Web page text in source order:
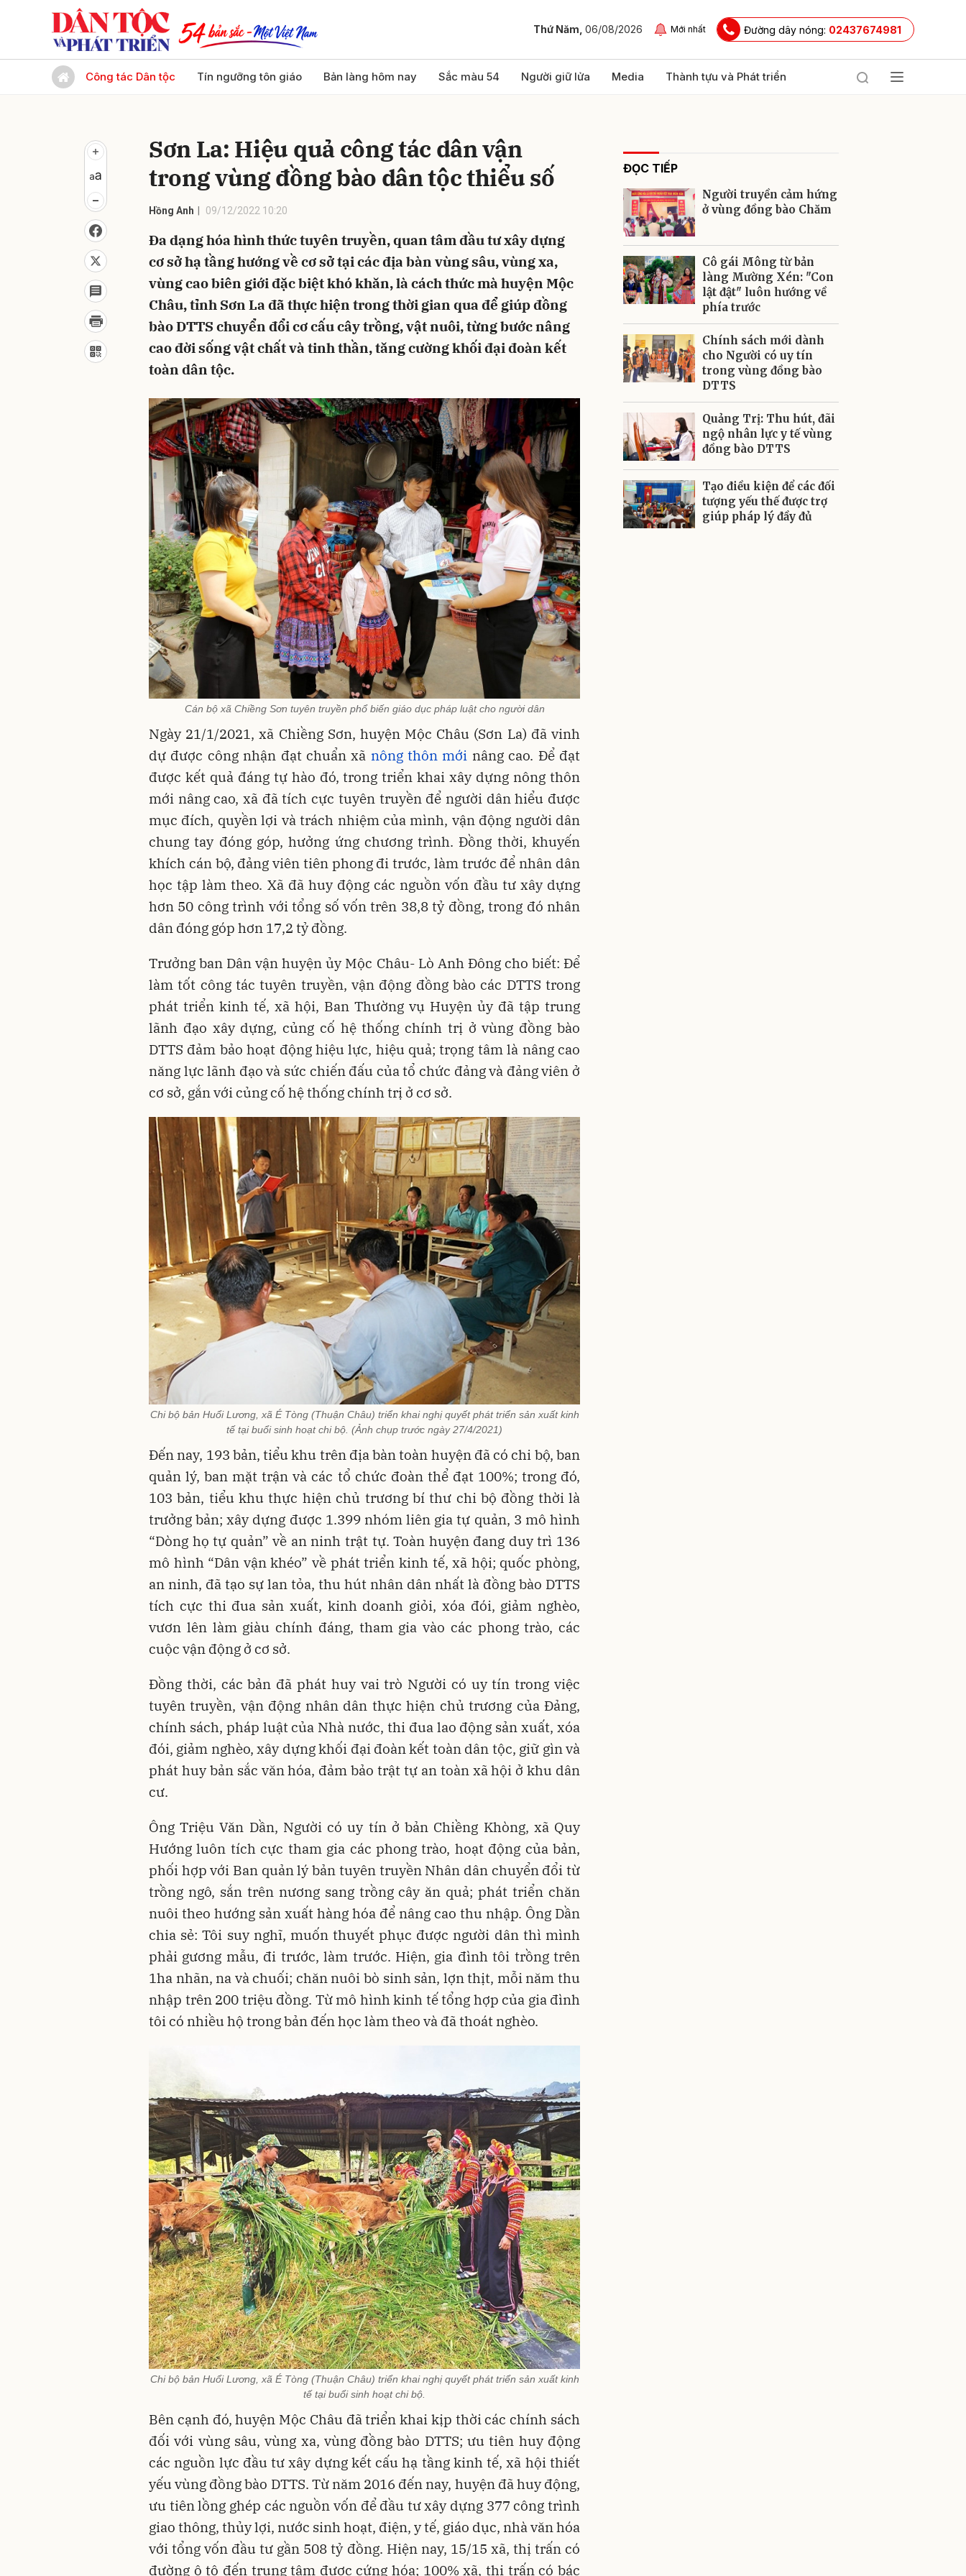
Thứ Năm, 06/08/2026 Mới nhất Đường dây nóng: 02437674981
Công tác Dân tộc Tín ngưỡng tôn giáo Bản làng hôm nay Sắc màu 54 Người giữ lửa Media Thành tựu và Phát triển
Sơn La: Hiệu quả công tác dân vận
trong vùng đồng bào dân tộc thiểu số
Hồng Anh 09/12/2022 10:20
Đa dạng hóa hình thức tuyên truyền, quan tâm đầu tư xây dựng
cơ sở hạ tầng hướng về cơ sở tại các địa bàn vùng sâu, vùng xa,
vùng cao biên giới đặc biệt khó khăn, là cách thức mà huyện Mộc
Châu, tỉnh Sơn La đã thực hiện trong thời gian qua để giúp đồng
bào DTTS chuyển đổi cơ cấu cây trồng, vật nuôi, từng bước nâng
cao đời sống vật chất và tinh thần, tăng cường khối đại đoàn kết
toàn dân tộc.
Cán bộ xã Chiềng Sơn tuyên truyền phổ biến giáo dục pháp luật cho người dân
Ngày 21/1/2021, xã Chiềng Sơn, huyện Mộc Châu (Sơn La) đã vinh
dự được công nhận đạt chuẩn xã nông thôn mới nâng cao. Để đạt
được kết quả đáng tự hào đó, trong triển khai xây dựng nông thôn
mới nâng cao, xã đã tích cực tuyên truyền để người dân hiểu được
mục đích, quyền lợi và trách nhiệm của mình, vận động người dân
chung tay đóng góp, hưởng ứng chương trình. Đồng thời, khuyến
khích cán bộ, đảng viên tiên phong đi trước, làm trước để nhân dân
học tập làm theo. Xã đã huy động các nguồn vốn đầu tư xây dựng
hơn 50 công trình với tổng số vốn trên 38,8 tỷ đồng, trong đó nhân
dân đóng góp hơn 17,2 tỷ đồng.
Trưởng ban Dân vận huyện ủy Mộc Châu- Lò Anh Đông cho biết: Để
làm tốt công tác tuyên truyền, vận động đồng bào các DTTS trong
phát triển kinh tế, xã hội, Ban Thường vụ Huyện ủy đã tập trung
lãnh đạo xây dựng, củng cố hệ thống chính trị ở vùng đồng bào
DTTS đảm bảo hoạt động hiệu lực, hiệu quả; trọng tâm là nâng cao
năng lực lãnh đạo và sức chiến đấu của tổ chức đảng và đảng viên ở
cơ sở, gắn với củng cố hệ thống chính trị ở cơ sở.
Chi bộ bản Huổi Lương, xã É Tòng (Thuận Châu) triển khai nghị quyết phát triển sản xuất kinh
tế tại buổi sinh hoạt chi bộ. (Ảnh chụp trước ngày 27/4/2021)
Đến nay, 193 bản, tiểu khu trên địa bàn toàn huyện đã có chi bộ, ban
quản lý, ban mặt trận và các tổ chức đoàn thể đạt 100%; trong đó,
103 bản, tiểu khu thực hiện chủ trương bí thư chi bộ đồng thời là
trưởng bản; xây dựng được 1.399 nhóm liên gia tự quản, 3 mô hình
“Dòng họ tự quản” về an ninh trật tự. Toàn huyện đang duy trì 136
mô hình “Dân vận khéo” về phát triển kinh tế, xã hội; quốc phòng,
an ninh, đã tạo sự lan tỏa, thu hút nhân dân nhất là đồng bào DTTS
tích cực thi đua sản xuất, kinh doanh giỏi, xóa đói, giảm nghèo,
vươn lên làm giàu chính đáng, tham gia vào các phong trào, các
cuộc vận động ở cơ sở.
Đồng thời, các bản đã phát huy vai trò Người có uy tín trong việc
tuyên truyền, vận động nhân dân thực hiện chủ trương của Đảng,
chính sách, pháp luật của Nhà nước, thi đua lao động sản xuất, xóa
đói, giảm nghèo, xây dựng khối đại đoàn kết toàn dân tộc, giữ gìn và
phát huy bản sắc văn hóa, đảm bảo trật tự an toàn xã hội ở khu dân
cư.
Ông Triệu Văn Dần, Người có uy tín ở bản Chiềng Khòng, xã Quy
Hướng luôn tích cực tham gia các phong trào, hoạt động của bản,
phối hợp với Ban quản lý bản tuyên truyền Nhân dân chuyển đổi từ
trồng ngô, sắn trên nương sang trồng cây ăn quả; phát triển chăn
nuôi theo hướng sản xuất hàng hóa để nâng cao thu nhập. Ông Dần
chia sẻ: Tôi suy nghĩ, muốn thuyết phục được người dân thì mình
phải gương mẫu, đi trước, làm trước. Hiện, gia đình tôi trồng trên
1ha nhãn, na và chuối; chăn nuôi bò sinh sản, lợn thịt, mỗi năm thu
nhập trên 200 triệu đồng. Từ mô hình kinh tế tổng hợp của gia đình
tôi có nhiều hộ trong bản đến học làm theo và đã thoát nghèo.
Chi bộ bản Huổi Lương, xã É Tòng (Thuận Châu) triển khai nghị quyết phát triển sản xuất kinh
tế tại buổi sinh hoạt chi bộ.
Bên cạnh đó, huyện Mộc Châu đã triển khai kịp thời các chính sách
đối với vùng sâu, vùng xa, vùng đồng bào DTTS; ưu tiên huy động
các nguồn lực đầu tư xây dựng kết cấu hạ tầng kinh tế, xã hội thiết
yếu vùng đồng bào DTTS. Từ năm 2016 đến nay, huyện đã huy động,
ưu tiên lồng ghép các nguồn vốn để đầu tư xây dựng 377 công trình
giao thông, thủy lợi, nước sinh hoạt, điện, y tế, giáo dục, nhà văn hóa
với tổng vốn đầu tư gần 508 tỷ đồng. Hiện nay, 15/15 xã, thị trấn có
đường ô tô đến trung tâm được cứng hóa; 100% xã, thị trấn có bác
ĐỌC TIẾP
Người truyền cảm hứng
ở vùng đồng bào Chăm
Cô gái Mông từ bản
làng Mường Xén: "Con
lật đật" luôn hướng về
phía trước
Chính sách mới dành
cho Người có uy tín
trong vùng đồng bào
DTTS
Quảng Trị: Thu hút, đãi
ngộ nhân lực y tế vùng
đồng bào DTTS
Tạo điều kiện để các đối
tượng yếu thế được trợ
giúp pháp lý đầy đủ
Gửi bình luận
Gửi